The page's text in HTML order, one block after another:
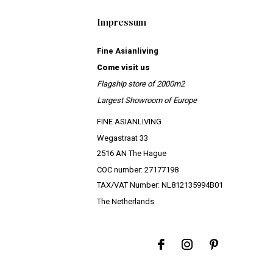
Impressum
Fine Asianliving
Come visit us
Flagship store of 2000m2
Largest Showroom of Europe
FINE ASIANLIVING
Wegastraat 33
2516 AN The Hague
COC number: 27177198
TAX/VAT Number: NL812135994B01
The Netherlands